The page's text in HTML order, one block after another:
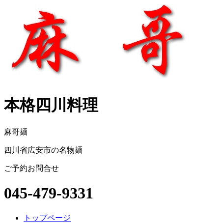
本格四川料理
麻哥麺
四川省広安市の名物麺
ご予約お問合せ
045-479-9331
トップページ